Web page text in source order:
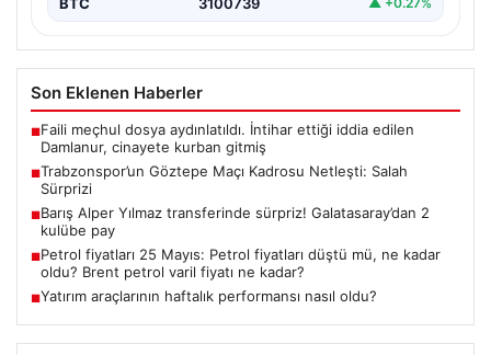
Son Eklenen Haberler
■Faili meçhul dosya aydınlatıldı. İntihar ettiği iddia edilen
Damlanur, cinayete kurban gitmiş
■Trabzonspor’un Göztepe Maçı Kadrosu Netleşti: Salah
Sürprizi
■Barış Alper Yılmaz transferinde sürpriz! Galatasaray’dan 2
kulübe pay
■Petrol fiyatları 25 Mayıs: Petrol fiyatları düştü mü, ne kadar
oldu? Brent petrol varil fiyatı ne kadar?
■Yatırım araçlarının haftalık performansı nasıl oldu?